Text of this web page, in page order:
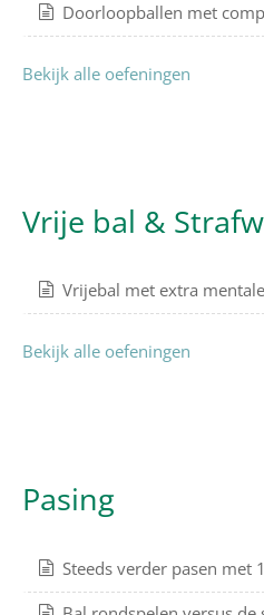
Doorloopballen met
Bekijk alle oefeningen
Vrije bal &
Vrijebal met extra
Bekijk alle oefeningen
Pasing
Steeds verder pasen met